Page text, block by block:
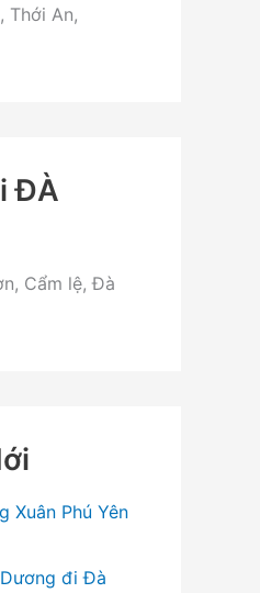
Thới An,
ĐÀ
Cẩm lệ, Đà
Xuân Phú Yên
đi Đà